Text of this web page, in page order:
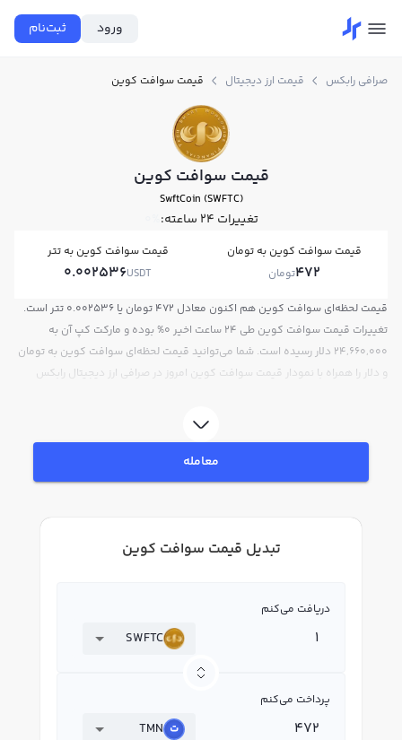
ورود ثبت‌نام
صرافی رابکس قیمت ارز دیجیتال قیمت سوافت کوین
قیمت سوافت کوین
SwftCoin (SWFTC)
تغییرات ۲۴ ساعته: 0%
قیمت سوافت کوین به تومان
472تومان
قیمت سوافت کوین به تتر
0.002536USDT
قیمت لحظه‌ای سوافت کوین هم اکنون معادل 472 تومان یا 0.002536 تتر است.
تغییرات قیمت سوافت کوین طی 24 ساعت اخیر 0% بوده و مارکت کپ آن به
24,660,000 دلار رسیده است. شما می‌توانید قیمت لحظه‌ای سوافت کوین به تومان
و دلار را همراه با نمودار قیمت سوافت کوین امروز در صرافی ارز دیجیتال رابکس
معامله
تبدیل قیمت سوافت کوین
دریافت می‌کنم
SWFTC
پرداخت می‌کنم
TMN